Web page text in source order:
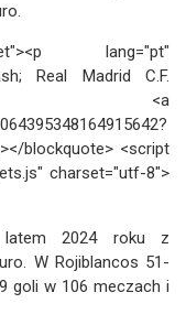
lang="pt"
Real Madrid C.F.
<a
blockquote> <script
charset="utf-8">
2024 roku z
W Rojiblancos 51-
goli w 106 meczach i